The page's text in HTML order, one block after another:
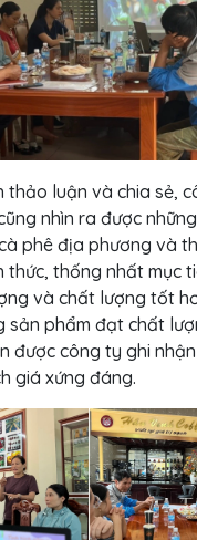
thảo luận và chia sẻ,
nhìn ra được
phê địa phương và
thức, thống nhất mục
và chất lượng tốt
sản phẩm đạt chất
được công ty ghi
giá xứng đáng.